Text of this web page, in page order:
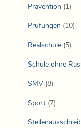
Prävention (1)
Prüfungen (10)
Realschule (5)
Schule ohne
SMV (8)
Sport (7)